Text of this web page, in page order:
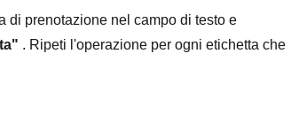
di prenotazione nel campo di testo e
. Ripeti l'operazione per ogni etichetta che